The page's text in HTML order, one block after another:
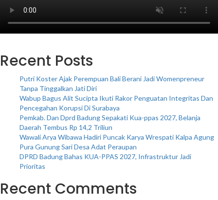
Recent Posts
Putri Koster Ajak Perempuan Bali Berani Jadi Womenpreneur
Tanpa Tinggalkan Jati Diri
Wabup Bagus Alit Sucipta Ikuti Rakor Penguatan Integritas Dan
Pencegahan Korupsi Di Surabaya
Pemkab. Dan Dprd Badung Sepakati Kua-ppas 2027, Belanja
Daerah Tembus Rp 14,2 Triliun
Wawali Arya Wibawa Hadiri Puncak Karya Wrespati Kalpa Agung
Pura Gunung Sari Desa Adat Peraupan
DPRD Badung Bahas KUA-PPAS 2027, Infrastruktur Jadi
Prioritas
Recent Comments